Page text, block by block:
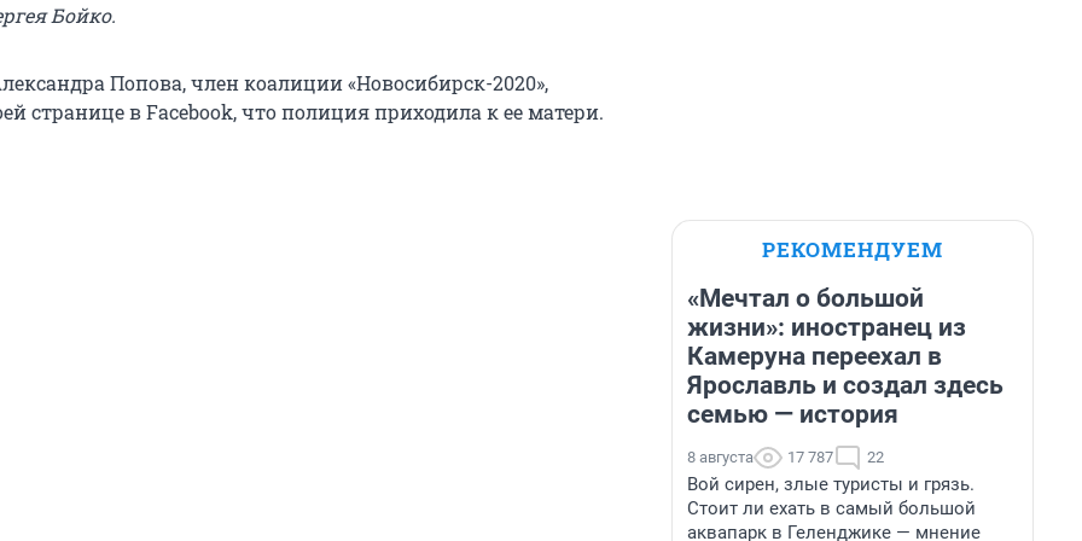
Бойко.
Попова, член коалиции «Новосибирск-2020»,
странице в Facebook, что полиция приходила к ее матери.
РЕКОМЕНДУЕМ
«Мечтал о большой
жизни»: иностранец из
Камеруна переехал в
Ярославль и создал здесь
семью — история
8 августа 17 787 22
Вой сирен, злые туристы и грязь.
Стоит ли ехать в самый большой
аквапарк в Геленджике — мнение